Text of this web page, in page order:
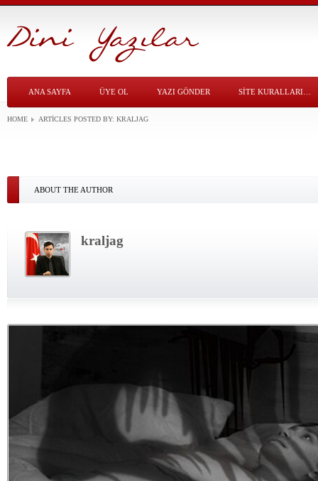
ANA SAYFA ÜYE OL YAZI GÖNDER SITE KURALLARI…
HOME ARTICLES POSTED BY: KRALJAG
ABOUT THE AUTHOR
kraljag